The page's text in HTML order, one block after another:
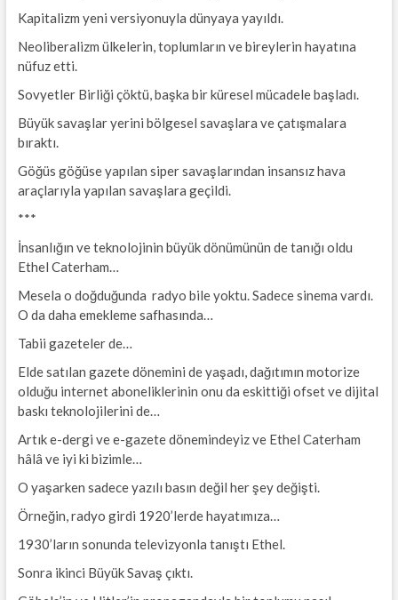
Kapitalizm yeni versiyonuyla dünyaya yayıldı.
Neoliberalizm ülkelerin, toplumların ve bireylerin hayatına
nüfuz etti.
Sovyetler Birliği çöktü, başka bir küresel mücadele başladı.
Büyük savaşlar yerini bölgesel savaşlara ve çatışmalara
bıraktı.
Göğüs göğüse yapılan siper savaşlarından insansız hava
araçlarıyla yapılan savaşlara geçildi.
***
İnsanlığın ve teknolojinin büyük dönümünün de tanığı oldu
Ethel Caterham…
Mesela o doğduğunda radyo bile yoktu. Sadece sinema vardı.
O da daha emekleme safhasında…
Tabii gazeteler de…
Elde satılan gazete dönemini de yaşadı, dağıtımın motorize
olduğu internet aboneliklerinin onu da eskittiği ofset ve dijital
baskı teknolojilerini de…
Artık e-dergi ve e-gazete dönemindeyiz ve Ethel Caterham
hâlâ ve iyi ki bizimle…
O yaşarken sadece yazılı basın değil her şey değişti.
Örneğin, radyo girdi 1920’lerde hayatımıza…
1930’ların sonunda televizyonla tanıştı Ethel.
Sonra ikinci Büyük Savaş çıktı.